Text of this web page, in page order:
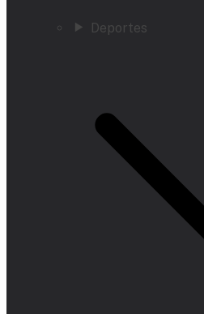
Deportes